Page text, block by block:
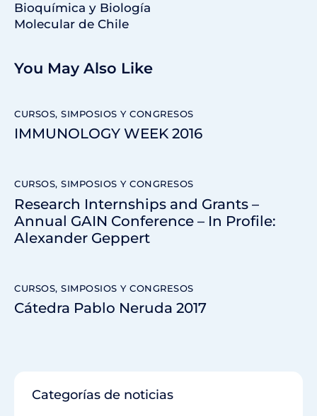
Bioquímica y Biología
Molecular de Chile
You May Also Like
CURSOS, SIMPOSIOS Y CONGRESOS
IMMUNOLOGY WEEK 2016
CURSOS, SIMPOSIOS Y CONGRESOS
Research Internships and Grants –
Annual GAIN Conference – In Profile:
Alexander Geppert
CURSOS, SIMPOSIOS Y CONGRESOS
Cátedra Pablo Neruda 2017
Categorías de noticias